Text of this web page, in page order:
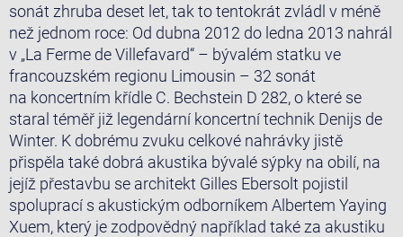
sonát zhruba deset let, tak to tentokrát zvládl v méně
než jednom roce: Od dubna 2012 do ledna 2013 nahrál
v „La Ferme de Villefavard“ – bývalém statku ve
francouzském regionu Limousin – 32 sonát
na koncertním křídle C. Bechstein D 282, o které se
staral téměř již legendární koncertní technik Denijs de
Winter. K dobrému zvuku celkové nahrávky jistě
přispěla také dobrá akustika bývalé sýpky na obilí, na
jejíž přestavbu se architekt Gilles Ebersolt pojistil
spoluprací s akustickým odborníkem Albertem Yaying
Xuem, který je zodpovědný například také za akustiku